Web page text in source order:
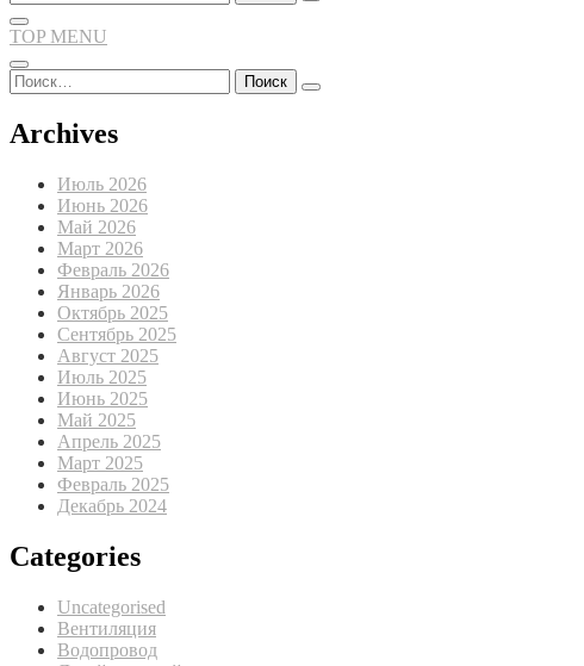
TOP MENU
Найти:
Archives
Июль 2026
Июнь 2026
Май 2026
Март 2026
Февраль 2026
Январь 2026
Октябрь 2025
Сентябрь 2025
Август 2025
Июль 2025
Июнь 2025
Май 2025
Апрель 2025
Март 2025
Февраль 2025
Декабрь 2024
Categories
Uncategorised
Вентиляция
Водопровод